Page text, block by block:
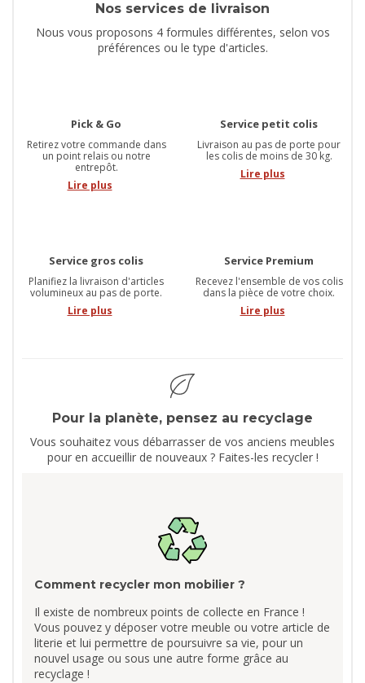
Nos services de livraison
Nous vous proposons 4 formules différentes, selon vos
préférences ou le type d'articles.
Pick & Go
Retirez votre commande dans
un point relais ou notre
entrepôt.
Lire plus
Service petit colis
Livraison au pas de porte pour
les colis de moins de 30 kg.
Lire plus
Service gros colis
Planifiez la livraison d'articles
volumineux au pas de porte.
Lire plus
Service Premium
Recevez l'ensemble de vos colis
dans la pièce de votre choix.
Lire plus
Pour la planète, pensez au recyclage
Vous souhaitez vous débarrasser de vos anciens meubles
pour en accueillir de nouveaux ? Faites-les recycler !
Comment recycler mon mobilier ?
Il existe de nombreux points de collecte en France !
Vous pouvez y déposer votre meuble ou votre article de
literie et lui permettre de poursuivre sa vie, pour un
nouvel usage ou sous une autre forme grâce au
recyclage !